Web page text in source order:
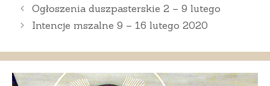
Ogłoszenia duszpasterskie 2 – 9 lutego
Intencje mszalne 9 – 16 lutego 2020